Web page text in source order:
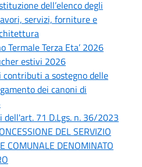
dell’elenco degli
servizi, forniture e
Termale Terza Eta’ 2026
estivi 2026
contributi a sostegno delle
dei canoni di
dell'art. 71 D.Lgs. n. 36/2023
DEL SERVIZIO
COMUNALE DENOMINATO